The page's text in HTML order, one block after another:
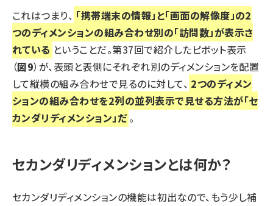
これはつまり、 「携帯端末の情報」と「画面の解像度」の2
つのディメンションの組み合わせ別の「訪問数」が表示さ
れている ということだ。第37回で紹介したピボット表示
（図9）が、表頭と表側にそれぞれ別のディメンションを配置
して縦横の組み合わせで見るのに対して、 2つのディメン
ションの組み合わせを2列の並列表示で見せる方法が「セ
カンダリディメンション」だ。
セカンダリディメンションとは何か？
セカンダリディメンションの機能は初出なので、もう少し補